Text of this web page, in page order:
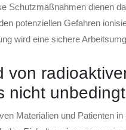
Schutzmaßnahmen dienen
potenziellen Gefahren
wird eine sichere
von
nicht
Materialien und Patienten